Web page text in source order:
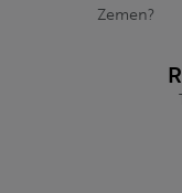
Zemen?